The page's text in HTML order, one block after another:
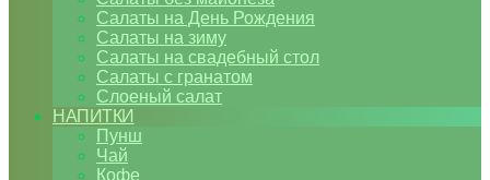
Салаты на День Рождения
Салаты на зиму
Салаты на свадебный стол
Салаты с гранатом
Слоеный салат
НАПИТКИ
Пунш
Чай
Кофе